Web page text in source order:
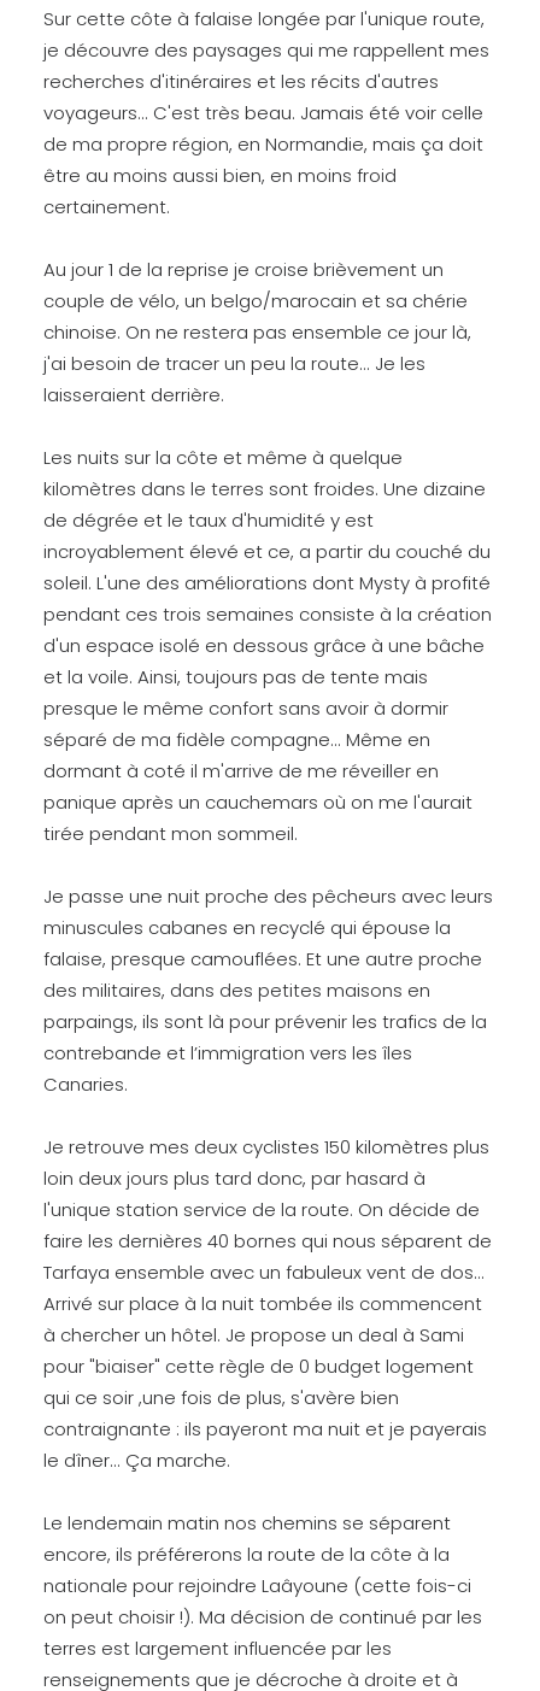
Sur cette côte à falaise longée par l'unique route,
je découvre des paysages qui me rappellent mes
recherches d'itinéraires et les récits d'autres
voyageurs... C'est très beau. Jamais été voir celle
de ma propre région, en Normandie, mais ça doit
être au moins aussi bien, en moins froid
certainement.
Au jour 1 de la reprise je croise brièvement un
couple de vélo, un belgo/marocain et sa chérie
chinoise. On ne restera pas ensemble ce jour là,
j'ai besoin de tracer un peu la route... Je les
laisseraient derrière.
Les nuits sur la côte et même à quelque
kilomètres dans le terres sont froides. Une dizaine
de dégrée et le taux d'humidité y est
incroyablement élevé et ce, a partir du couché du
soleil. L'une des améliorations dont Mysty à profité
pendant ces trois semaines consiste à la création
d'un espace isolé en dessous grâce à une bâche
et la voile. Ainsi, toujours pas de tente mais
presque le même confort sans avoir à dormir
séparé de ma fidèle compagne... Même en
dormant à coté il m'arrive de me réveiller en
panique après un cauchemars où on me l'aurait
tirée pendant mon sommeil.
Je passe une nuit proche des pêcheurs avec leurs
minuscules cabanes en recyclé qui épouse la
falaise, presque camouflées. Et une autre proche
des militaires, dans des petites maisons en
parpaings, ils sont là pour prévenir les trafics de la
contrebande et l’immigration vers les îles
Canaries.
Je retrouve mes deux cyclistes 150 kilomètres plus
loin deux jours plus tard donc, par hasard à
l'unique station service de la route. On décide de
faire les dernières 40 bornes qui nous séparent de
Tarfaya ensemble avec un fabuleux vent de dos...
Arrivé sur place à la nuit tombée ils commencent
à chercher un hôtel. Je propose un deal à Sami
pour "biaiser" cette règle de 0 budget logement
qui ce soir ,une fois de plus, s'avère bien
contraignante : ils payeront ma nuit et je payerais
le dîner... Ça marche.
Le lendemain matin nos chemins se séparent
encore, ils préférerons la route de la côte à la
nationale pour rejoindre Laâyoune (cette fois-ci
on peut choisir !). Ma décision de continué par les
terres est largement influencée par les
renseignements que je décroche à droite et à